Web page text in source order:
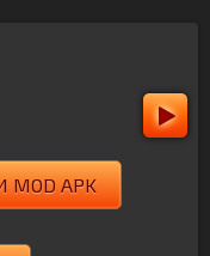
MOD APK